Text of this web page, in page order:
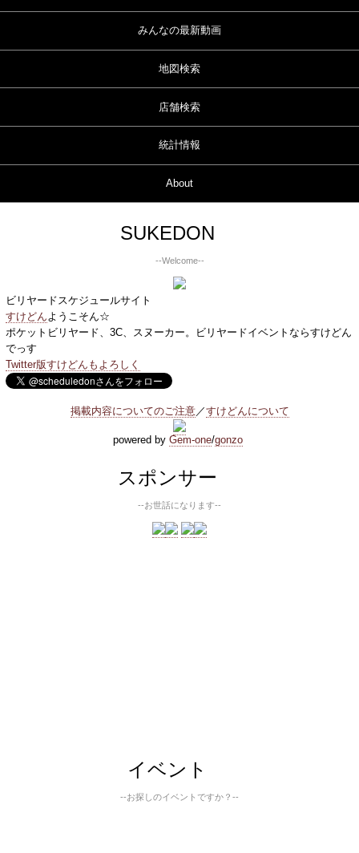
みんなの最新動画
地図検索
店舗検索
統計情報
About
SUKEDON
--Welcome--
ビリヤードスケジュールサイト
すけどんようこそん☆
ポケットビリヤード、3C、スヌーカー。ビリヤードイベントならすけどん
でっす
Twitter版すけどんもよろしく
掲載内容についてのご注意／すけどんについて
powered by Gem-one/gonzo
スポンサー
--お世話になります--
イベント
--お探しのイベントですか？--